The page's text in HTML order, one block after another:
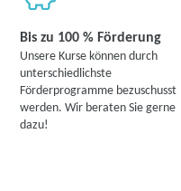
Bis zu 100 % Förderung
Unsere Kurse können durch
unterschiedlichste
Förderprogramme bezuschusst
werden. Wir beraten Sie gerne
dazu!